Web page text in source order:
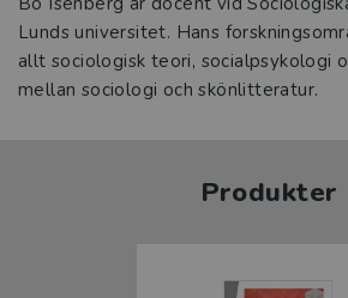
Lunds universitet. Hans
allt sociologisk teori, socialpsykologi
mellan sociologi och skönlitteratur.
Produkter